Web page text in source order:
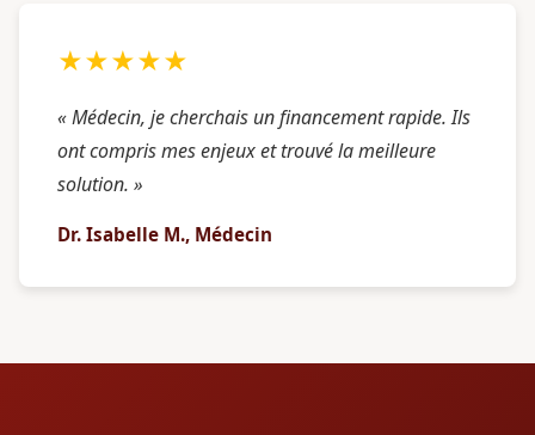
★★★★★
« Médecin, je cherchais un financement rapide. Ils
ont compris mes enjeux et trouvé la meilleure
solution. »
Dr. Isabelle M., Médecin